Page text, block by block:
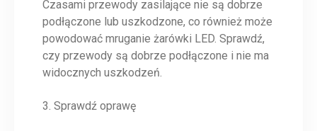
Czasami przewody zasilające nie są dobrze
podłączone lub uszkodzone, co również może
powodować mruganie żarówki LED. Sprawdź,
czy przewody są dobrze podłączone i nie ma
widocznych uszkodzeń.
3. Sprawdź oprawę